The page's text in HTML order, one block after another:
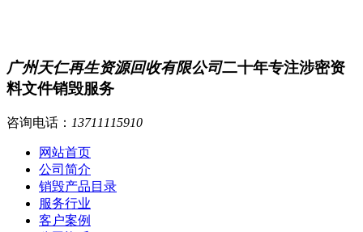
广州天仁再生资源回收有限公司二十年专注涉密资
料文件销毁服务
咨询电话： 13711115910
网站首页
公司简介
销毁产品目录
服务行业
客户案例